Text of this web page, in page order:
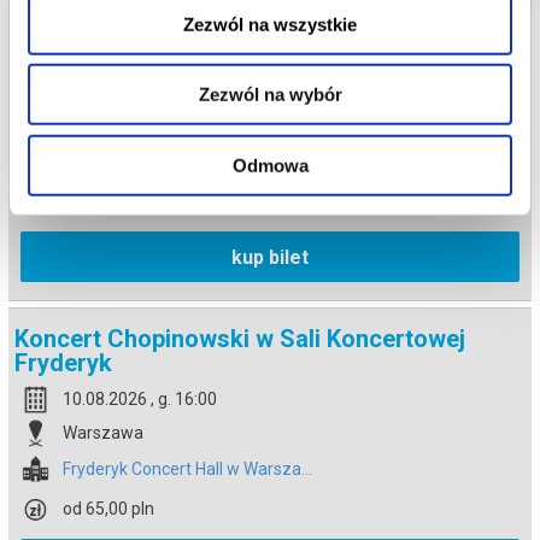
Zezwól na wszystkie
Zezwól na wybór
Odmowa
Koncert Chopinowski w Sali Koncertowej
Fryderyk
10.08.2026 , g. 14:30
Warszawa
Fryderyk Concert Hall w Warsza...
od 65,00 pln
kup bilet
Koncert Chopinowski w Sali Koncertowej
Fryderyk
10.08.2026 , g. 16:00
Warszawa
Fryderyk Concert Hall w Warsza...
od 65,00 pln